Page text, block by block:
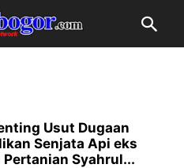
Usut Dugaan
Senjata Api eks
Syahrul...